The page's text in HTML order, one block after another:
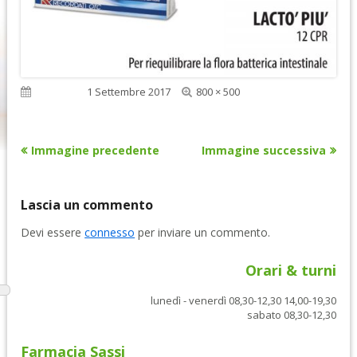
Pubblicato1 Settembre 2017
Dimensione
800 × 500
Immagine precedente Immagine successiva
Lascia un commento
Devi essereconnesso per inviare un commento.
Orari & turni
lunedì - venerdì 08,30-12,30 14,00-19,30
sabato 08,30-12,30
Farmacia Sassi